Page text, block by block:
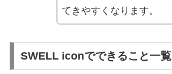
てきやすくなります。
SWELL iconでできること一覧